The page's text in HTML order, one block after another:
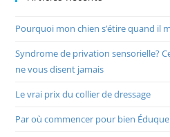
Pourquoi mon chien s’étire quand il
Syndrome de privation sensorielle?
ne vous disent jamais
Le vrai prix du collier de dressage
Par où commencer pour bien